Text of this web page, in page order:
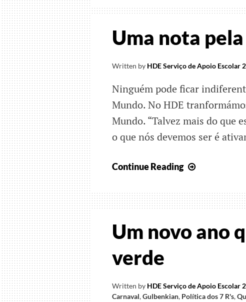
Uma nota
Written by HDE Serviço de Apoio Escolar
Ninguém pode ficar
Mundo. No HDE
Mundo. “Talvez mais do que
o que nós devemos ser é
Continue Reading
pela
PAZ
Um novo ano
verde
Written by HDE Serviço de Apoio Escolar
Carnaval,Gulbenkian, Política dos 7 R's,